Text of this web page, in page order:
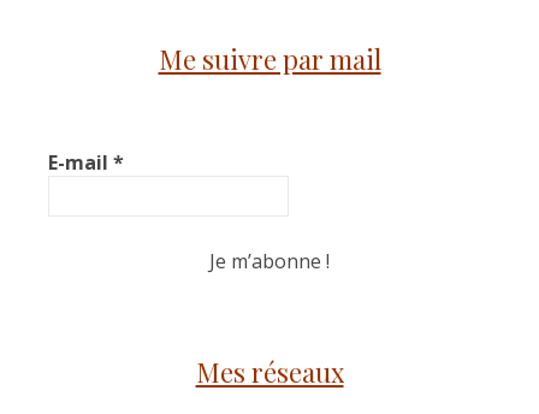
Me suivre par mail
E-mail *
Mes réseaux